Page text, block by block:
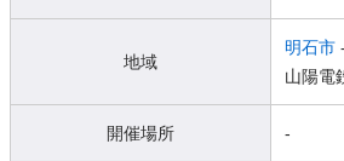
地域
明石市
山陽電
開催場所 -